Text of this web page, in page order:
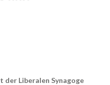
der Liberalen Synagoge